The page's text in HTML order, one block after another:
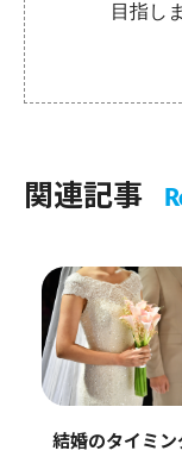
目指し
関連記事
結婚のタイミン